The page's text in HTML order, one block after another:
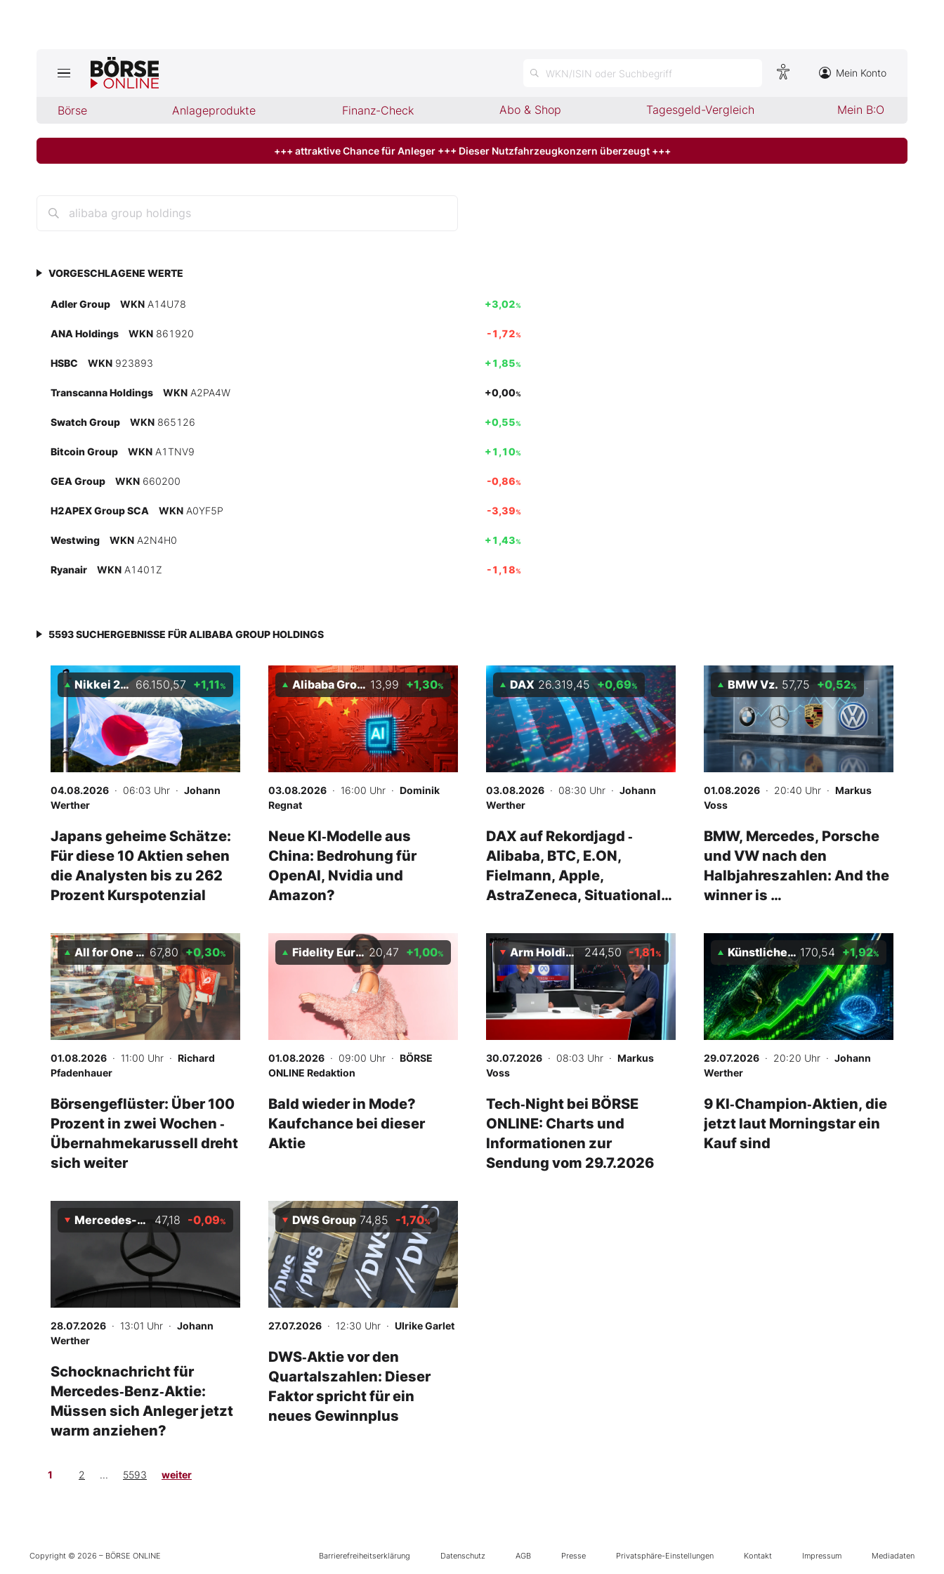
WKN/ISIN oder Suchbegriff Mein Konto
Börse Anlageprodukte Finanz-Check Abo & Shop Tagesgeld-Vergleich Mein B:O
Jetzt aktuelle Ausgabe BÖRSE ONLINE lesen
Finanz-Check
BO-Musterdepots
Experten
Mein B:O
Mein Konto
Kontakt
+++ attraktive Chance für Anleger +++ Dieser Nutzfahrzeugkonzern überzeugt +++
VORGESCHLAGENE WERTE
Adler Group WKN A14U78 +3,02%
ANA Holdings WKN 861920 -1,72%
HSBC WKN 923893 +1,85%
Transcanna Holdings WKN A2PA4W +0,00%
Swatch Group WKN 865126 +0,55%
Bitcoin Group WKN A1TNV9 +1,10%
GEA Group WKN 660200 -0,86%
H2APEX Group SCA WKN A0YF5P -3,39%
Westwing WKN A2N4H0 +1,43%
Ryanair WKN A1401Z -1,18%
5593SUCHERGEBNISSE FÜRALIBABA GROUP HOLDINGS
Nikkei 225 66.150,57 +1,11%
04.08.2026 · 06:03 Uhr · Johann
Werther
Japans geheime Schätze:
Für diese 10 Aktien sehen
die Analysten bis zu 262
Prozent Kurspotenzial
Alibaba Group Holding Ltd 13,99 +1,30%
03.08.2026 · 16:00 Uhr · Dominik
Regnat
Neue KI‑Modelle aus
China: Bedrohung für
OpenAI, Nvidia und
Amazon?
DAX 26.319,45 +0,69%
03.08.2026 · 08:30 Uhr · Johann
Werther
DAX auf Rekordjagd ‑
Alibaba, BTC, E.ON,
Fielmann, Apple,
AstraZeneca, Situational
BMW Vz. 57,75 +0,52%
01.08.2026 · 20:40 Uhr · Markus
Voss
BMW, Mercedes, Porsche
und VW nach den
Halbjahreszahlen: And the
winner is …
All for One Group 67,80 +0,30%
01.08.2026 · 11:00 Uhr · Richard
Pfadenhauer
Börsengeflüster: Über 100
Prozent in zwei Wochen ‑
Übernahmekarussell dreht
sich weiter
Fidelity EuroStoxx 50 20,47 +1,00%
01.08.2026 · 09:00 Uhr · BÖRSE
ONLINE Redaktion
Bald wieder in Mode?
Kaufchance bei dieser
Aktie
Arm Holdings 244,50 -1,81%
30.07.2026 · 08:03 Uhr · Markus
Voss
Tech‑Night bei BÖRSE
ONLINE: Charts und
Informationen zur
Sendung vom 29.7.2026
Künstliche Intelligenz Index 170,54 +1,92%
29.07.2026 · 20:20 Uhr · Johann
Werther
9 KI‑Champion‑Aktien, die
jetzt laut Morningstar ein
Kauf sind
Mercedes-Benz 47,18 -0,09%
28.07.2026 · 13:01 Uhr · Johann
Werther
Schocknachricht für
Mercedes‑Benz‑Aktie:
Müssen sich Anleger jetzt
warm anziehen?
DWS Group 74,85 -1,70%
27.07.2026 · 12:30 Uhr · Ulrike Garlet
DWS‑Aktie vor den
Quartalszahlen: Dieser
Faktor spricht für ein
neues Gewinnplus
1 2 ... 5593 weiter
Copyright © 2026 – BÖRSE ONLINE Barrierefreiheitserklärung Datenschutz AGB Presse Privatsphäre-Einstellungen Kontakt Impressum Mediadaten